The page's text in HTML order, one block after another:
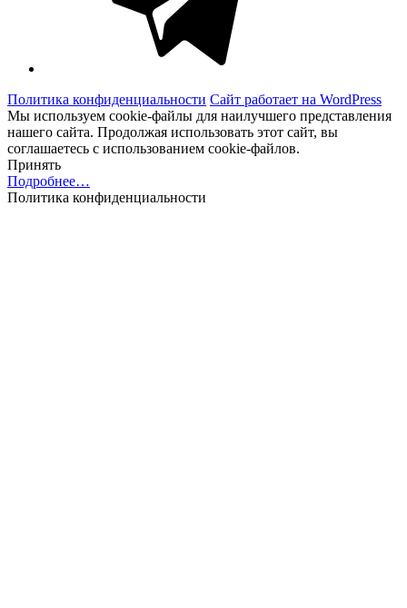
Политика конфиденциальности Сайт работает на WordPress
Мы используем cookie-файлы для наилучшего представления
нашего сайта. Продолжая использовать этот сайт, вы
соглашаетесь с использованием cookie-файлов.
Принять
Подробнее…
Политика конфиденциальности